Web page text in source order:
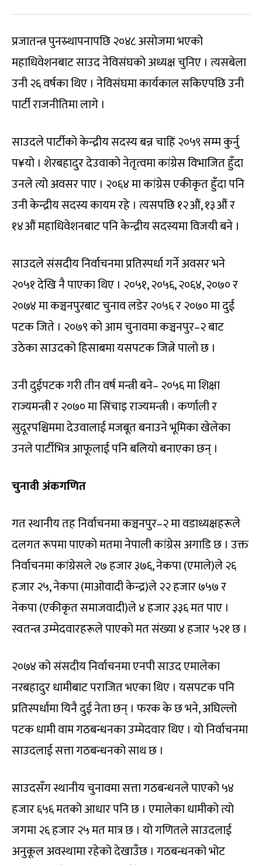
प्रजातन्त्र पुनस्र्थापनापछि २०४८ असोजमा भएको
महाधिवेशनबाट साउद नेविसंघको अध्यक्ष चुनिए । त्यसबेला
उनी २६ वर्षका थिए । नेविसंघमा कार्यकाल सकिएपछि उनी
पार्टी राजनीतिमा लागे ।
साउदले पार्टीको केन्द्रीय सदस्य बन्न चाहिं २०५९ सम्म कुर्नु
प¥यो । शेरबहादुर देउवाको नेतृत्वमा कांग्रेस विभाजित हुँदा
उनले त्यो अवसर पाए । २०६४ मा कांग्रेस एकीकृत हुँदा पनि
उनी केन्द्रीय सदस्य कायम रहे । त्यसपछि १२औं, १३औं र
१४औं महाधिवेशनबाट पनि केन्द्रीय सदस्यमा विजयी बने ।
साउदले संसदीय निर्वाचनमा प्रतिस्पर्धा गर्ने अवसर भने
२०५१ देखि नै पाएका थिए । २०५१, २०५६, २०६४, २०७० र
२०७४ मा कञ्चनपुरबाट चुनाव लडेर २०५६ र २०७० मा दुई
पटक जिते । २०७९ को आम चुनावमा कञ्चनपुर–२ बाट
उठेका साउदको हिसाबमा यसपटक जित्ने पालो छ ।
उनी दुईपटक गरी तीन वर्ष मन्त्री बने– २०५६ मा शिक्षा
राज्यमन्त्री र २०७० मा सिंचाइ राज्यमन्त्री । कर्णाली र
सुदूरपश्चिममा देउवालाई मजबूत बनाउने भूमिका खेलेका
उनले पार्टीभित्र आफूलाई पनि बलियो बनाएका छन् ।
चुनावी अंकगणित
गत स्थानीय तह निर्वाचनमा कञ्चनपुर–२ मा वडाध्यक्षहरूले
दलगत रूपमा पाएको मतमा नेपाली कांग्रेस अगाडि छ । उक्त
निर्वाचनमा कांग्रेसले २७ हजार ३७६, नेकपा (एमाले)ले २६
हजार २५, नेकपा (माओवादी केन्द्र)ले २२ हजार ७५७ र
नेकपा (एकीकृत समाजवादी)ले ४ हजार ३३६ मत पाए ।
स्वतन्त्र उम्मेदवारहरूले पाएको मत संख्या ४ हजार ५२१ छ ।
२०७४ को संसदीय निर्वाचनमा एनपी साउद एमालेका
नरबहादुर धामीबाट पराजित भएका थिए । यसपटक पनि
प्रतिस्पर्धामा यिनै दुई नेता छन् । फरक के छ भने, अघिल्लो
पटक धामी वाम गठबन्धनका उम्मेदवार थिए । यो निर्वाचनमा
साउदलाई सत्ता गठबन्धनको साथ छ ।
साउदसँग स्थानीय चुनावमा सत्ता गठबन्धनले पाएको ५४
हजार ६५६ मतको आधार पनि छ । एमालेका धामीको त्यो
जगमा २६ हजार २५ मत मात्र छ । यो गणितले साउदलाई
अनुकूल अवस्थामा रहेको देखाउँछ । गठबन्धनको भोट